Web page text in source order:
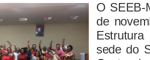
O SEEB-
de
sede do